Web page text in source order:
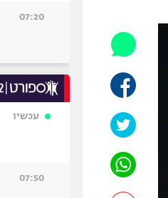
07:20
עכשיו
07:50